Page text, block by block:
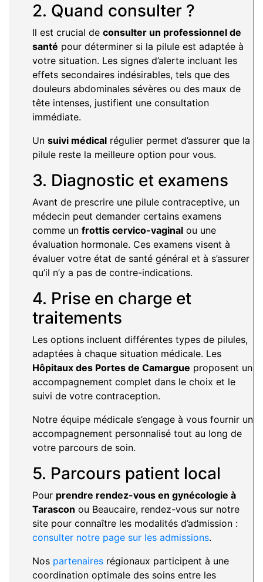
2. Quand consulter ?
Il est crucial de consulter un professionnel de
santé pour déterminer si la pilule est adaptée à
votre situation. Les signes d’alerte incluant les
effets secondaires indésirables, tels que des
douleurs abdominales sévères ou des maux de
tête intenses, justifient une consultation
immédiate.
Un suivi médical régulier permet d’assurer que la
pilule reste la meilleure option pour vous.
3. Diagnostic et examens
Avant de prescrire une pilule contraceptive, un
médecin peut demander certains examens
comme un frottis cervico-vaginal ou une
évaluation hormonale. Ces examens visent à
évaluer votre état de santé général et à s’assurer
qu’il n’y a pas de contre-indications.
4. Prise en charge et
traitements
Les options incluent différentes types de pilules,
adaptées à chaque situation médicale. Les
Hôpitaux des Portes de Camargue proposent un
accompagnement complet dans le choix et le
suivi de votre contraception.
Notre équipe médicale s’engage à vous fournir un
accompagnement personnalisé tout au long de
votre parcours de soin.
5. Parcours patient local
Pour prendre rendez-vous en gynécologie à
Tarascon ou Beaucaire, rendez-vous sur notre
site pour connaître les modalités d’admission :
consulter notre page sur les admissions.
Nos partenaires régionaux participent à une
coordination optimale des soins entre les